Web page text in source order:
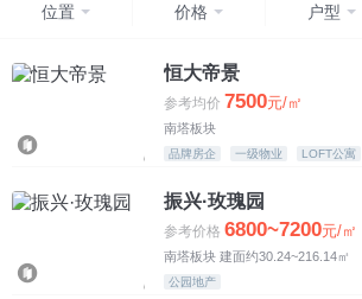
位置 价格 户型
均价 不限
4500元以下
4500-5500元
5500-6500元
6500-7500元
恒大帝景
参考均价 7500元/㎡
南塔板块
品牌房企 一级物业 LOFT公寓
振兴·玫瑰园
参考价格 6800~7200元/㎡
南塔板块 建面约30.24~216.14㎡
公园地产